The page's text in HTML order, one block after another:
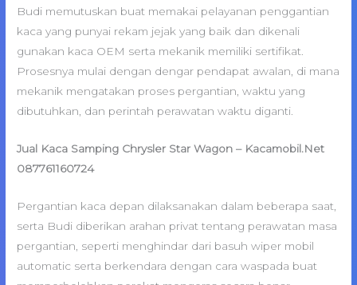
Budi memutuskan buat memakai pelayanan penggantian
kaca yang punyai rekam jejak yang baik dan dikenali
gunakan kaca OEM serta mekanik memiliki sertifikat.
Prosesnya mulai dengan dengar pendapat awalan, di mana
mekanik mengatakan proses pergantian, waktu yang
dibutuhkan, dan perintah perawatan waktu diganti.
Jual Kaca Samping Chrysler Star Wagon – Kacamobil.Net
087761160724
Pergantian kaca depan dilaksanakan dalam beberapa saat,
serta Budi diberikan arahan privat tentang perawatan masa
pergantian, seperti menghindar dari basuh wiper mobil
automatic serta berkendara dengan cara waspada buat